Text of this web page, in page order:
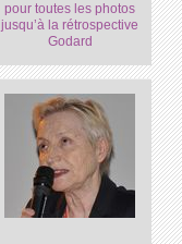
pour toutes les photos
jusqu’à la rétrospective
Godard